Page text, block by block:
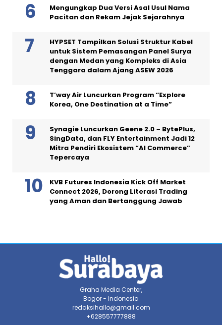
Mengungkap Dua Versi Asal Usul Nama
Pacitan dan Rekam Jejak Sejarahnya
HYPSET Tampilkan Solusi Struktur Kabel
untuk Sistem Pemasangan Panel Surya
dengan Medan yang Kompleks di Asia
Tenggara dalam Ajang ASEW 2026
T’way Air Luncurkan Program “Explore
Korea, One Destination at a Time”
Synagie Luncurkan Geene 2.0 – BytePlus,
SingData, dan FLY Entertainment Jadi 12
Mitra Pendiri Ekosistem “AI Commerce”
Tepercaya
KVB Futures Indonesia Kick Off Market
Connect 2026, Dorong Literasi Trading
yang Aman dan Bertanggung Jawab
Graha Media Center,
Bogor - Indonesia
redaksihallo@gmail.com
+628557777888